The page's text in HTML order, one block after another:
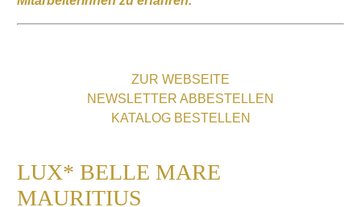
ZUR WEBSEITE
NEWSLETTER ABBESTELLEN
KATALOG BESTELLEN
LUX* BELLE MARE
MAURITIUS